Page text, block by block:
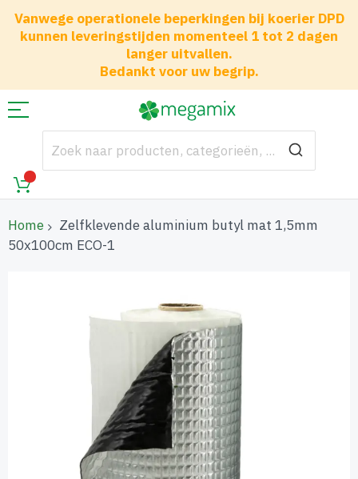
Vanwege operationele beperkingen bij koerier DPD
kunnen leveringstijden momenteel 1 tot 2 dagen
langer uitvallen.
Bedankt voor uw begrip.
Home
Zelfklevende aluminium butyl mat 1,5mm
50x100cm ECO-1